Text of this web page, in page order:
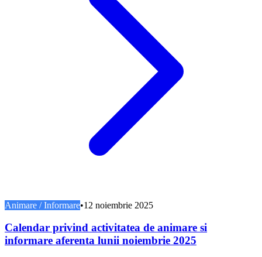
Animare / Informare•12 noiembrie 2025
Calendar privind activitatea de animare si
informare aferenta lunii noiembrie 2025